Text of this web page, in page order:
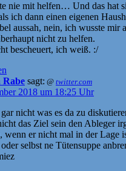
nie mit helfen… Und das hat
ich dann einen eigenen
aussah, nein, ich wusste mir
nicht zu helfen.
bescheuert, ich weiß. :/
Rabe sagt: @ twitter.com
2018 um 18:25 Uhr
nicht was es da zu
das Ziel sein den Ableger
wenn er nicht mal in der Lage
selbst ne Tütensuppe